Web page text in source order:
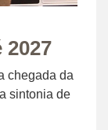
2027
chegada da
sintonia de